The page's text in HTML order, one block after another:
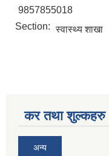
9857855018
Section: स्वास्थ्य शाखा
कर तथा शुल्कहरु
अन्य